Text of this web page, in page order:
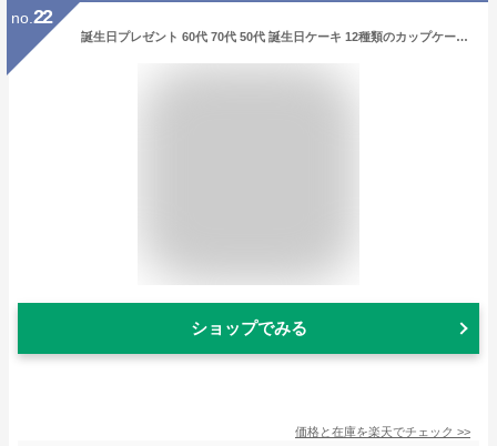
no. 22
誕生日プレゼント 60代 70代 50代 誕生日ケーキ 12種類のカップケーキセット ／ スイーツ 詰め合わせ 還暦 お祝い お礼 個包装 小分け アソート 送料無料 バースデーケーキ 母親 義母 祖母 女性向け 男性 父の日 父の日ギフト 食べ物 父の日ギフト2026
ショップでみる
価格と在庫を楽天でチェック >>